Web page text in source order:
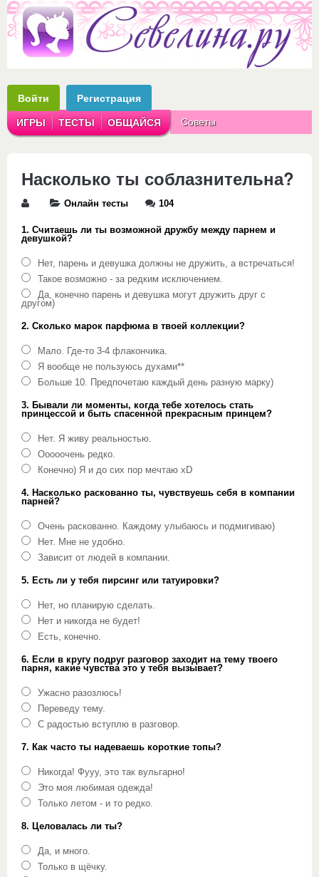
Войти Регистрация
ИГРЫ ТЕСТЫ ОБЩАЙСЯ Советы
Насколько ты соблазнительна?
Онлайн тесты 104
1. Считаешь ли ты возможной дружбу между парнем и
девушкой?
Нет, парень и девушка должны не дружить, а встречаться!
Такое возможно - за редким исключением.
Да, конечно парень и девушка могут дружить друг с
другом)
2. Сколько марок парфюма в твоей коллекции?
Мало. Где-то 3-4 флакончика.
Я вообще не пользуюсь духами**
Больше 10. Предпочетаю каждый день разную марку)
3. Бывали ли моменты, когда тебе хотелось стать
принцессой и быть спасенной прекрасным принцем?
Нет. Я живу реальностью.
Ооооочень редко.
Конечно) Я и до сих пор мечтаю xD
4. Насколько раскованно ты, чувствуешь себя в компании
парней?
Очень раскованно. Каждому улыбаюсь и подмигиваю)
Нет. Мне не удобно.
Зависит от людей в компании.
5. Есть ли у тебя пирсинг или татуировки?
Нет, но планирую сделать.
Нет и никогда не будет!
Есть, конечно.
6. Если в кругу подруг разговор заходит на тему твоего
парня, какие чувства это у тебя вызывает?
Ужасно разозлюсь!
Переведу тему.
С радостью вступлю в разговор.
7. Как часто ты надеваешь короткие топы?
Никогда! Фууу, это так вульгарно!
Это моя любимая одежда!
Только летом - и то редко.
8. Целовалась ли ты?
Да, и много.
Только в щёчку.